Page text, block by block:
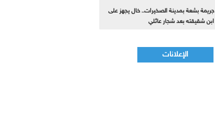
جريمة بشعة بمدينة الصخيرات.. خال يجهز على
ابن شقيقته بعد شجار عائلي
الإعلانات